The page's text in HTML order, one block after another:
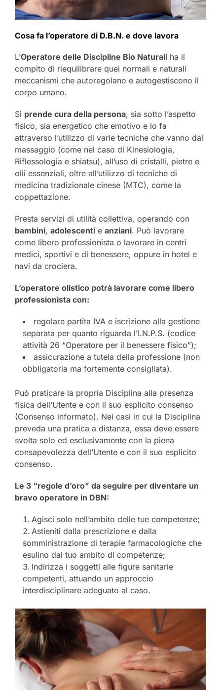
Cosa fa l’operatore di D.B.N. e dove lavora
L’Operatore delle Discipline Bio Naturali ha il
compito di riequilibrare quei normali e naturali
meccanismi che autoregolano e autogestiscono il
corpo umano.
Si prende cura della persona, sia sotto l’aspetto
fisico, sia energetico che emotivo e lo fa
attraverso l’utilizzo di varie tecniche che vanno dal
massaggio (come nel caso di Kinesiologia,
Riflessologia e shiatsu), all’uso di cristalli, pietre e
olii essenziali, oltre all’utilizzo di tecniche di
medicina tradizionale cinese (MTC), come la
coppettazione.
Presta servizi di utilità collettiva, operando con
bambini, adolescenti e anziani. Può lavorare
come libero professionista o lavorare in centri
medici, sportivi e di benessere, oppure in hotel e
navi da crociera.
L’operatore olistico potrà lavorare come libero
professionista con:
regolare partita IVA e iscrizione alla gestione
separata per quanto riguarda l’I.N.P.S. (codice
attività 26 “Operatore per il benessere fisico”);
assicurazione a tutela della professione (non
obbligatoria ma fortemente consigliata).
Può praticare la propria Disciplina alla presenza
fisica dell’Utente e con il suo esplicito consenso
(Consenso informato). Nei casi in cui la Disciplina
preveda una pratica a distanza, essa deve essere
svolta solo ed esclusivamente con la piena
consapevolezza dell’Utente e con il suo esplicito
consenso.
Le 3 “regole d’oro” da seguire per diventare un
bravo operatore in DBN:
Agisci solo nell’ambito delle tue competenze;
Astieniti dalla prescrizione e dalla
somministrazione di terapie farmacologiche che
esulino dal tuo ambito di competenze;
Indirizza i soggetti alle figure sanitarie
competenti, attuando un approccio
interdisciplinare adeguato al caso.